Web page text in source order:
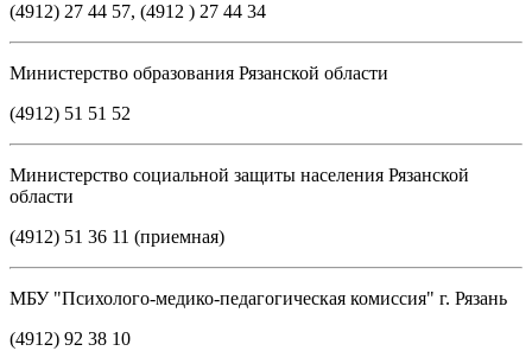
(4912) 27 44 57, (4912 ) 27 44 34
Министерство образования Рязанской области
(4912) 51 51 52
Министерство социальной защиты населения Рязанской
области
(4912) 51 36 11 (приемная)
МБУ "Психолого-медико-педагогическая комиссия" г. Рязань
(4912) 92 38 10